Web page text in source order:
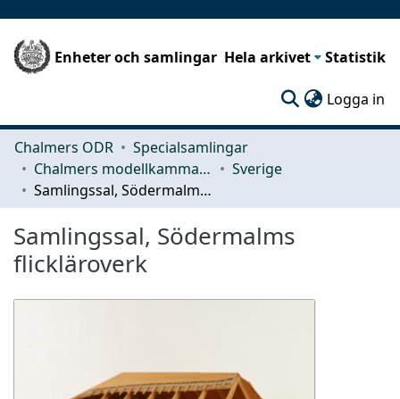
Enheter och samlingar Hela arkivet Statistik
Logga in
Chalmers ODR
Specialsamlingar
Chalmers modellkammare
Sverige
Samlingssal, Södermalms flickläroverk
Samlingssal, Södermalms
flickläroverk